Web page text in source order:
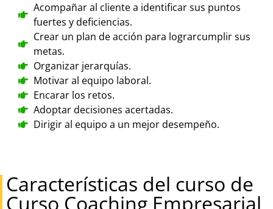
Acompañar al cliente a identificar sus puntos
fuertes y deficiencias.
Crear un plan de acción para lograrcumplir sus
metas.
Organizar jerarquías.
Motivar al equipo laboral.
Encarar los retos.
Adoptar decisiones acertadas.
Dirigir al equipo a un mejor desempeño.
Características del curso de
Curso Coaching Empresarial